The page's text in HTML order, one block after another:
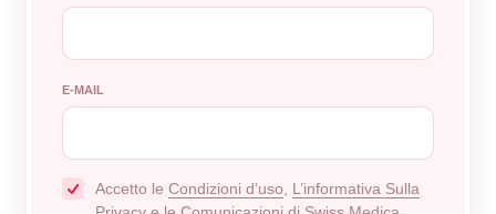
E-MAIL
Accetto le Condizioni d’uso, L’informativa Sulla